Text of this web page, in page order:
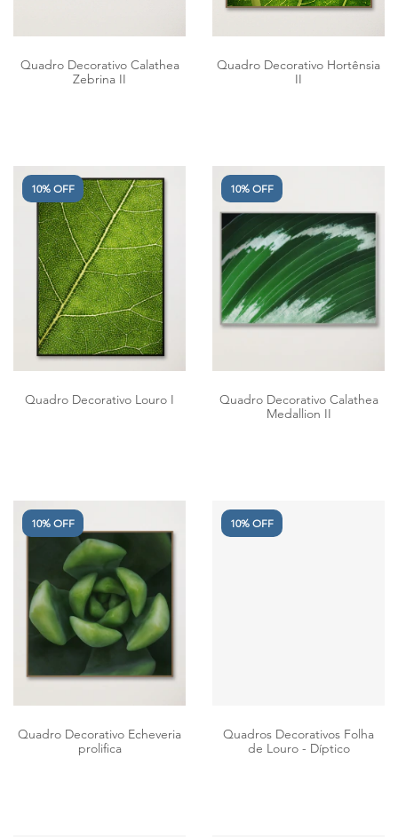
Quadro Decorativo Calathea
Zebrina II
Quadro Decorativo Hortênsia
II
10% OFF
Quadro Decorativo Louro I
10% OFF
Quadro Decorativo Calathea
Medallion II
10% OFF
Quadro Decorativo Echeveria
prolifica
10% OFF
Quadros Decorativos Folha
de Louro - Díptico